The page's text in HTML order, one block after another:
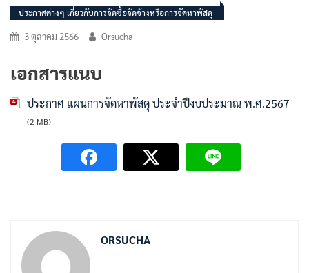
ประกาศต่างๆ เกี่ยวกับการจัดซื้อจัดจ้างหรือการจัดหาพัสดุ
3 ตุลาคม 2566 Orsucha
เอกสารแนบ
ประกาศ แผนการจัดหาพัสดุ ประจำปีงบประมาณ พ.ศ.2567
(2 MB)
ORSUCHA